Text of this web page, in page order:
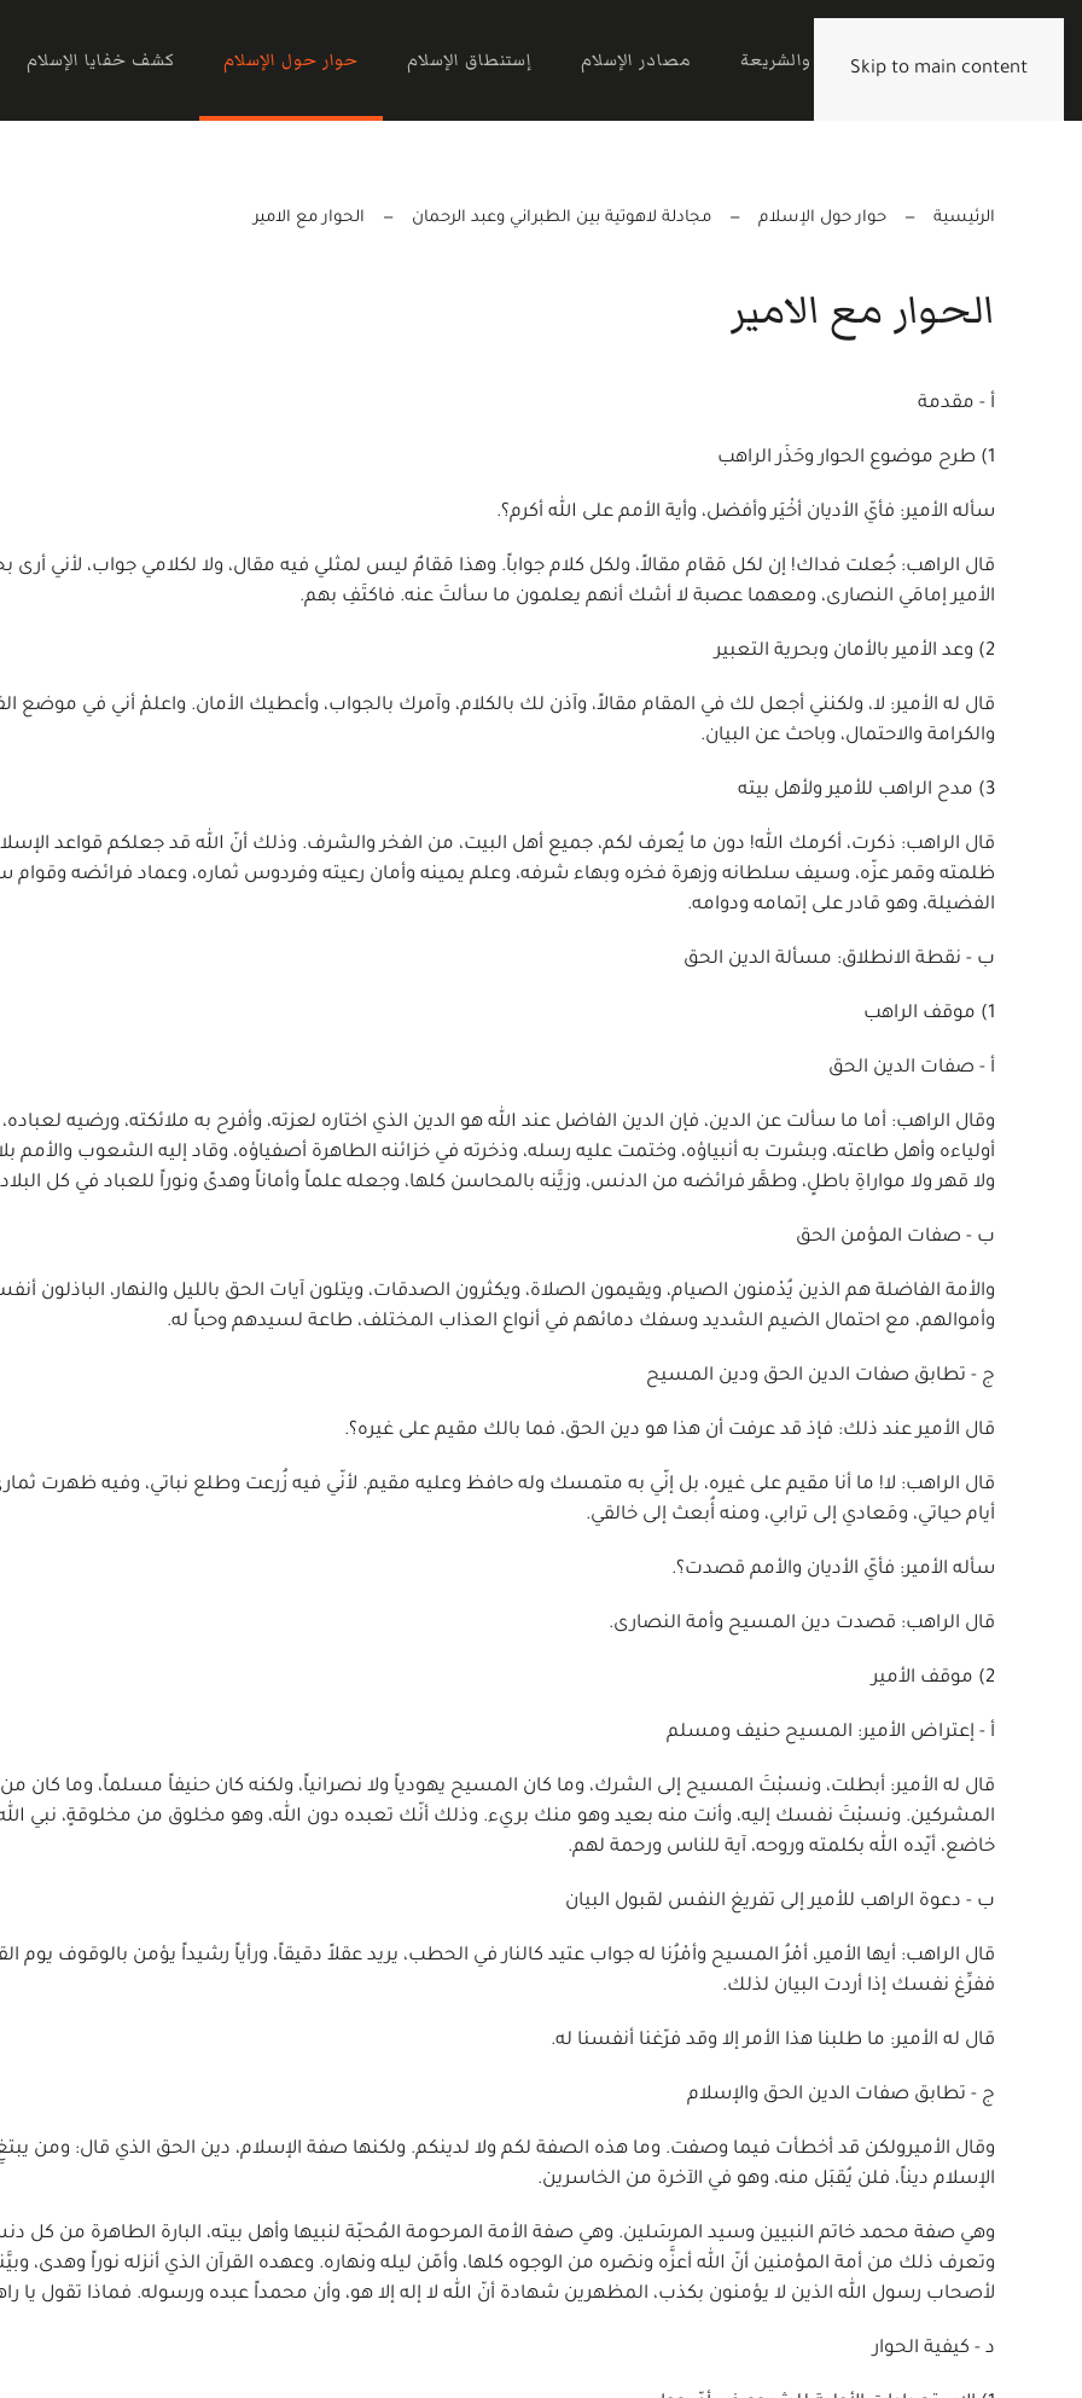
Skip to main content
الرئيسية القرآن والشريعة مصادر الإسلام إستنطاق الإسلام حوار حول الإسلام كشف خفايا الإسلام
الرئيسية حوار حول الإسلام مجادلة لاهوتية بين الطبراني وعبد الرحمان الحوار مع الامير
الحوار مع الامير
أ - مقدمة
1) طرح موضوع الحوار وحَذَر الراهب
سأله الأمير: فأيّ الأديان أخْيَر وأفضل، وأية الأمم على الله أكرم؟.
قال الراهب: جُعلت فداك! إن لكل مَقام مقالاً، ولكل كلام جواباً. وهذا مَقامٌ ليس لمثلي فيه مقال، ولا لكلامي جواب، لأني أرى
الأمير إمامَي النصارى، ومعهما عصبة لا أشك أنهم يعلمون ما سألتَ عنه. فاكتَفِ بهم.
2) وعد الأمير بالأمان وبحرية التعبير
قال له الأمير: لا، ولكنني أجعل لك في المقام مقالاً، وآذن لك بالكلام، وآمرك بالجواب، وأعطيك الأمان. واعلمْ أني في موضع
والكرامة والاحتمال، وباحث عن البيان.
3) مدح الراهب للأمير ولأهل بيته
قال الراهب: ذكرت، أكرمك الله! دون ما يُعرف لكم، جميع أهل البيت، من الفخر والشرف. وذلك أنّ الله قد جعلكم قواعد
ظلمته وقمر عزّه، وسيف سلطانه وزهرة فخره وبهاء شرفه، وعلم يمينه وأمان رعيته وفردوس ثماره، وعماد فرائضه وقوام
الفضيلة، وهو قادر على إتمامه ودوامه.
ب - نقطة الانطلاق: مسألة الدين الحق
1) موقف الراهب
أ - صفات الدين الحق
وقال الراهب: أما ما سألت عن الدين، فإن الدين الفاضل عند الله هو الدين الذي اختاره لعزته، وأفرح به ملائكته، ورضيه
أولياءه وأهل طاعته، وبشرت به أنبياؤه، وختمت عليه رسله، وذخرته في خزائنه الطاهرة أصفياؤه، وقاد إليه الشعوب والأمم
ولا قهر ولا مواراةِ باطلٍ، وطهَّر فرائضه من الدنس، وزيَّنه بالمحاسن كلها، وجعله علماً وأماناً وهدىً ونوراً للعباد في كل
ب - صفات المؤمن الحق
والأمة الفاضلة هم الذين يُدْمنون الصيام، ويقيمون الصلاة، ويكثرون الصدقات، ويتلون آيات الحق بالليل والنهار، الباذلون
وأموالهم، مع احتمال الضيم الشديد وسفك دمائهم في أنواع العذاب المختلف، طاعة لسيدهم وحباً له.
ج - تطابق صفات الدين الحق ودين المسيح
قال الأمير عند ذلك: فإذ قد عرفت أن هذا هو دين الحق، فما بالك مقيم على غيره؟.
قال الراهب: لا! ما أنا مقيم على غيره، بل إنّي به متمسك وله حافظ وعليه مقيم. لأنّي فيه زُرعت وطلع نباتي، وفيه ظهرت
أيام حياتي، ومَعادي إلى ترابي، ومنه أُبعث إلى خالقي.
سأله الأمير: فأيّ الأديان والأمم قصدت؟.
قال الراهب: قصدت دين المسيح وأمة النصارى.
2) موقف الأمير
أ - إعتراض الأمير: المسيح حنيف ومسلم
قال له الأمير: أبطلت، ونسبْتَ المسيح إلى الشرك، وما كان المسيح يهودياً ولا نصرانياً، ولكنه كان حنيفاً مسلماً، وما كان من
المشركين. ونسبْتَ نفسك إليه، وأنت منه بعيد وهو منك بريء. وذلك أنّك تعبده دون الله، وهو مخلوق من مخلوقةٍ، نبي
خاضع، أيّده الله بكلمته وروحه، آية للناس ورحمة لهم.
ب - دعوة الراهب للأمير إلى تفريغ النفس لقبول البيان
قال الراهب: أيها الأمير، أمْرُ المسيح وأمْرُنا له جواب عتيد كالنار في الحطب، يريد عقلاً دقيقاً، ورأياً رشيداً يؤمن بالوقوف يوم
ففرِّغ نفسك إذا أردت البيان لذلك.
قال له الأمير: ما طلبنا هذا الأمر إلا وقد فرّغنا أنفسنا له.
ج - تطابق صفات الدين الحق والإسلام
وقال الأميرولكن قد أخطأت فيما وصفت. وما هذه الصفة لكم ولا لدينكم. ولكنها صفة الإسلام، دين الحق الذي قال: ومن
الإسلام ديناً، فلن يُقبَل منه، وهو في الآخرة من الخاسرين.
وهي صفة محمد خاتم النبيين وسيد المرسَلين. وهي صفة الأمة المرحومة المُحبّة لنبيها وأهل بيته، البارة الطاهرة من كل
وتعرف ذلك من أمة المؤمنين أنّ الله أعزَّه ونصَره من الوجوه كلها، وأمّن ليله ونهاره. وعهده القرآن الذي أنزله نوراً وهدى،
لأصحاب رسول الله الذين لا يؤمنون بكذب، المظهرين شهادة أنّ الله لا إله إلا هو، وأن محمداً عبده ورسوله. فماذا تقول يا
د - كيفية الحوار